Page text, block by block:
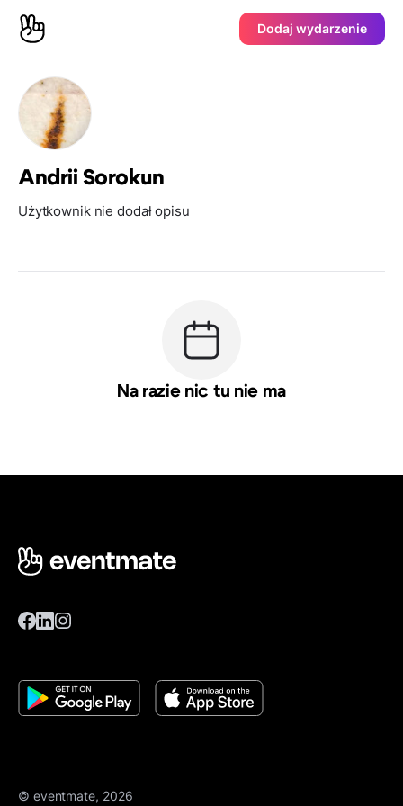
Dodaj wydarzenie
Andrii Sorokun
Użytkownik nie dodał opisu
Na razie nic tu nie ma
© eventmate, 2026